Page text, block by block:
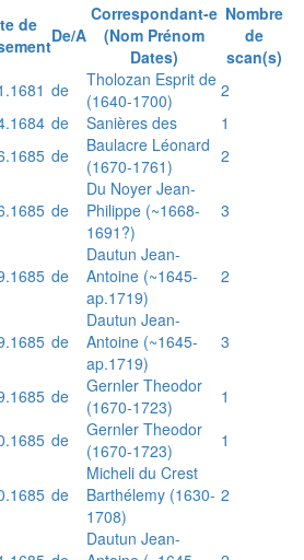
de
De/A
Correspondant-e
(Nom Prénom
Dates)
Nombre
de
scan(s)
de
Tholozan Esprit de
(1640-1700)
2
de Sanières des
1
de
Baulacre Léonard
(1670-1761)
2
de
Du Noyer Jean-
Philippe (~1668-
1691?)
3
de
Dautun Jean-
Antoine (~1645-
ap.1719)
2
de
Dautun Jean-
Antoine (~1645-
ap.1719)
3
de
Gernler Theodor
(1670-1723)
1
de
Gernler Theodor
(1670-1723)
1
de
Micheli du Crest
Barthélemy (1630-
1708)
2
Dautun Jean-